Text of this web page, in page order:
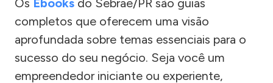
completos que oferecem uma visão
aprofundada sobre temas essenciais para o
sucesso do seu negócio. Seja você um
empreendedor iniciante ou experiente,